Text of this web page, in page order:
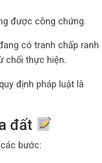
được công chứng.
có tranh chấp ranh
chối thực hiện.
định pháp luật là
đất
bước: